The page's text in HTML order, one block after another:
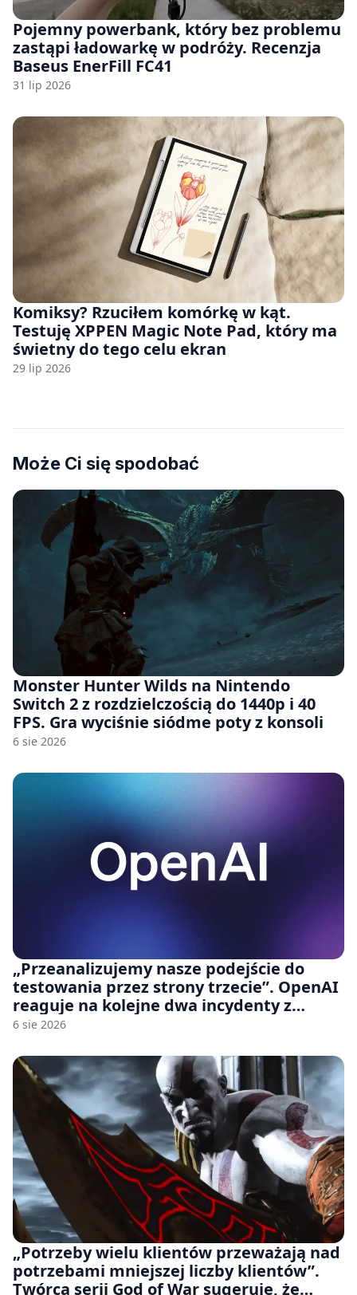
Pojemny powerbank, który bez problemu
zastąpi ładowarkę w podróży. Recenzja
Baseus EnerFill FC41
31 lip 2026
Komiksy? Rzuciłem komórkę w kąt.
Testuję XPPEN Magic Note Pad, który ma
świetny do tego celu ekran
29 lip 2026
Może Ci się spodobać
Monster Hunter Wilds na Nintendo
Switch 2 z rozdzielczością do 1440p i 40
FPS. Gra wyciśnie siódme poty z konsoli
6 sie 2026
„Przeanalizujemy nasze podejście do
testowania przez strony trzecie”. OpenAI
reaguje na kolejne dwa incydenty z
udziałem autorskich modeli
6 sie 2026
„Potrzeby wielu klientów przeważają nad
potrzebami mniejszej liczby klientów”.
Twórca serii God of War sugeruje, że